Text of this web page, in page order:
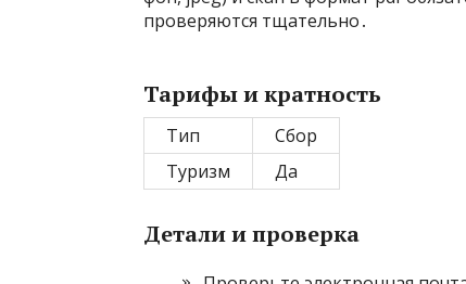
проверяются тщательно․
Тарифы и кратность
Тип
Сбор
Туризм
Да
Детали и проверка